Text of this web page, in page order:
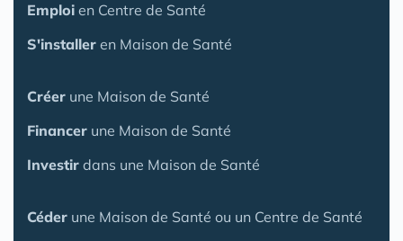
Emploi en Centre de Santé
S'installer en Maison de Santé
Créer une Maison de Santé
Financer une Maison de Santé
Investir dans une Maison de Santé
Céder une Maison de Santé ou un Centre de Santé